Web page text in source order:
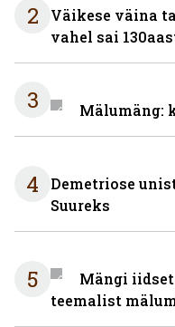
2
Väikese väina
vahel sai
3 Mälumäng:
4
Demetriose
Suureks
5
Mängi
teemalist